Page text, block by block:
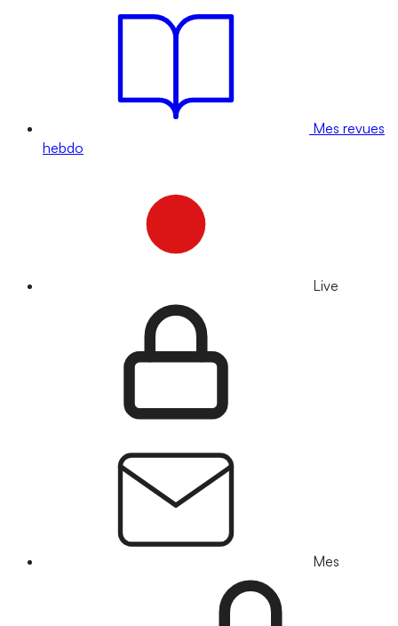
Mes revues
hebdo
Live
Mes